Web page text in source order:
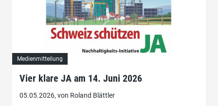
Medienmitteilung
Vier klare JA am 14. Juni 2026
05.05.2026, von Roland Blättler